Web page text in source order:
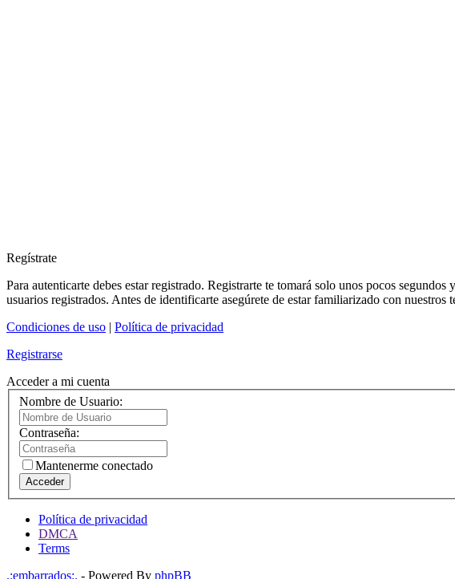
Regístrate
Para autenticarte debes estar registrado. Registrarte te tomará solo unos pocos
usuarios registrados. Antes de identificarte asegúrete de estar familiarizado con
Condiciones de uso | Política de privacidad
Registrarse
Acceder a mi cuenta
Nombre de Usuario:
Contraseña:
Mantenerme conectado
Acceder
Política de privacidad
DMCA
Terms
.:embarrados:. - Powered By phpBB